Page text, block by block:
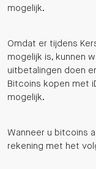
mogelijk.
Omdat er tijdens
mogelijk is, kunnen
uitbetalingen doen
Bitcoins kopen met
mogelijk.
Wanneer u bitcoins
rekening met het